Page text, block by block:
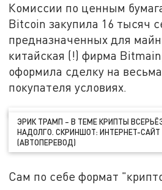
Комиссии по ценным
Bitcoin закупила 16 тысяч
предназначенных для
китайская (!) фирма
оформила сделку на
покупателя условиях.
ЭРИК ТРАМП – В ТЕМЕ КРИПТЫ
НАДОЛГО. СКРИНШОТ: ИНТЕРНЕТ-САЙТ
(АВТОПЕРЕВОД)
Сам по себе формат